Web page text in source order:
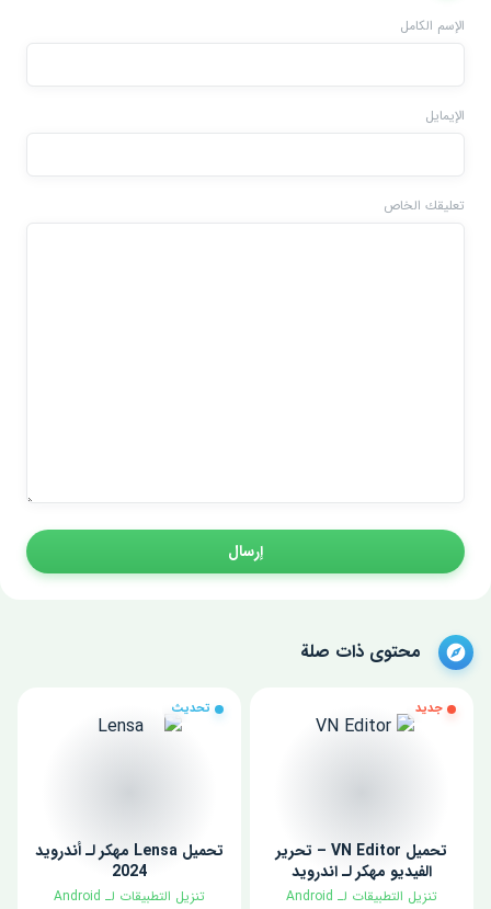
الإسم الكامل
الإيمايل
تعليقك الخاص
إرسال
محتوى ذات صلة
جديد
تحميل VN Editor – تحرير
الفيديو مهكر لـ اندرويد
​تنزيل التطبيقات لـ ​Android
تحديث
تحميل Lensa مهكر لـ أندرويد
2024
​تنزيل التطبيقات لـ ​Android